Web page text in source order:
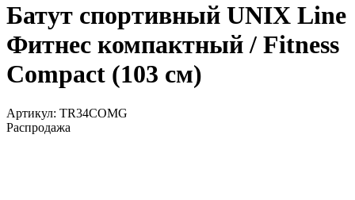
Батут спортивный UNIX Line
Фитнес компактный / Fitness
Compact (103 см)
Артикул: TR34COMG
Распродажа